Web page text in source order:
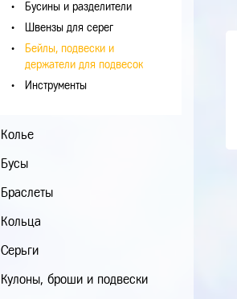
Бусины и разделители
Швензы для серег
Бейлы, подвески и
держатели для подвесок
Инструменты
Колье
Бусы
Браслеты
Кольца
Серьги
Кулоны, броши и подвески